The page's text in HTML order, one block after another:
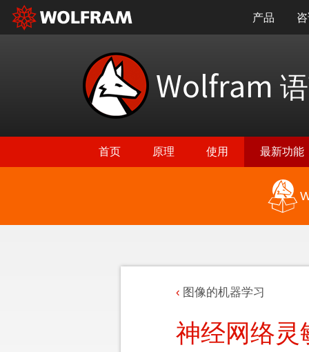
产品
Wolfram
首页 原理 使用 最新功能
图像的机器学习
神经网络灵